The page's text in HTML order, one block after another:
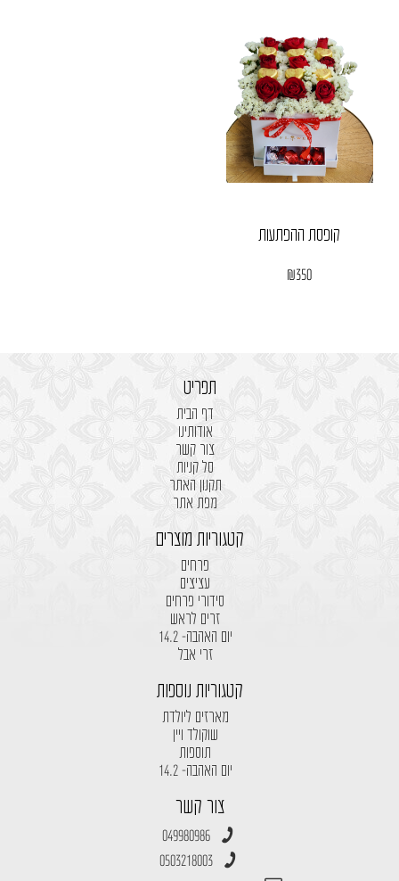
קופסת ההפתעות
₪350
תפריט
דף הבית
אודותינו
צור קשר
סל קניות
תקנון האתר
מפת אתר
קטגוריות מוצרים
פרחים
עציצים
סידורי פרחים
זרים לראש
יום האהבה- 14.2
זרי אבל
קטגוריות נוספות
מארזים ליולדת
שוקולד ויין
תוספות
יום האהבה- 14.2
צור קשר
049980986
0503218003